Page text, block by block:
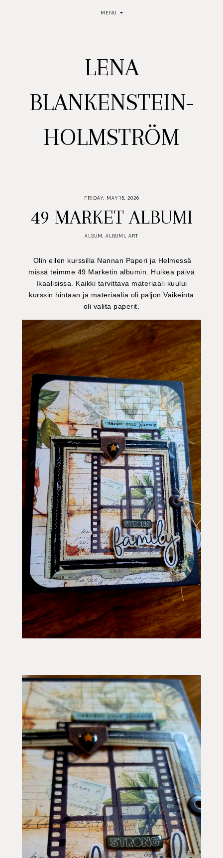
MENU
LENA
BLANKENSTEIN-
HOLMSTRÖM
FRIDAY, MAY 15, 2026
49 MARKET ALBUMI
ALBUM, ALBUMI, ART
Olin eilen kurssilla Nannan Paperi ja Helmessä
missä teimme 49 Marketin albumin. Huikea päivä
Ikaalisissa. Kaikki tarvittava materiaali kuului
kurssin hintaan ja materiaalia oli paljon.Vaikeinta
oli valita paperit.